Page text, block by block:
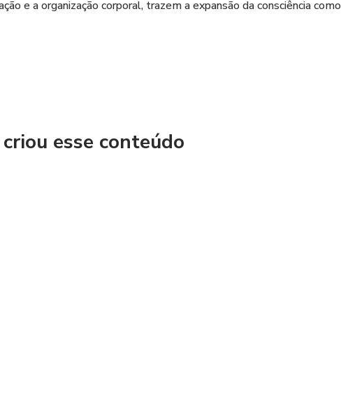
e a organização corporal, trazem a expansão da consciência como
esse conteúdo